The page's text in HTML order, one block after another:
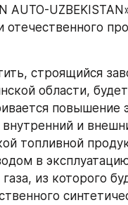
AUTO-
отечественного
строящийся
области,
повышение
внутренний и
топливной
в
из которого